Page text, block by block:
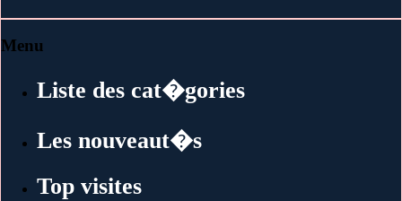
Menu
Liste des cat�gories
Les nouveaut�s
Top visites